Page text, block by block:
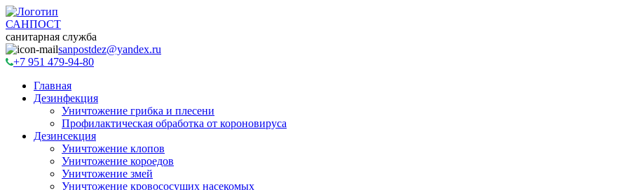
САНПОСТ
санитарная служба
sanpostdez@yandex.ru
+7 951 479-94-80
Главная
Дезинфекция
Уничтожение грибка и плесени
Профилактическая обработка от короновируса
Дезинсекция
Уничтожение клопов
Уничтожение короедов
Уничтожение змей
Уничтожение кровососущих насекомых